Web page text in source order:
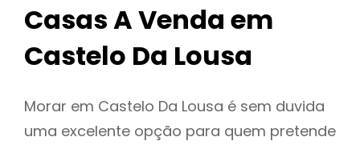
Casas A Venda em
Castelo Da Lousa
Morar em Castelo Da Lousa é sem duvida
uma excelente opção para quem pretende